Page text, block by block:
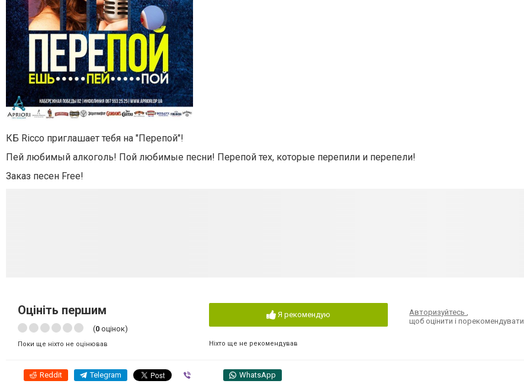
КБ Ricco приглашает тебя на "Перепой"!
Пей любимый алкоголь! Пой любимые песни! Перепой тех, которые перепили и перепели!
Заказ песен Free!
Оцініть першим
(0 оцінок)
Поки ще ніхто не оцінював
Я рекомендую
Ніхто ще не рекомендував
Авторизуйтесь
щоб оцінити і порекомендувати
Reddit Telegram WhatsApp